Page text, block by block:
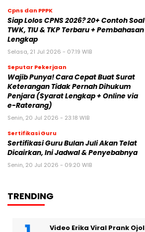
Cpns dan PPPK
Siap Lolos CPNS 2026? 20+ Contoh Soal
TWK, TIU & TKP Terbaru + Pembahasan
Lengkap
Selasa, 21 Jul 2026 - 07:19 WIB
Seputar Pekerjaan
Wajib Punya! Cara Cepat Buat Surat
Keterangan Tidak Pernah Dihukum
Penjara (Syarat Lengkap + Online via
e-Raterang)
Senin, 20 Jul 2026 - 23:18 WIB
Sertifikasi Guru
Sertifikasi Guru Bulan Juli Akan Telat
Dicairkan, Ini Jadwal & Penyebabnya
Senin, 20 Jul 2026 - 09:20 WIB
TRENDING
Video Erika Viral Prank